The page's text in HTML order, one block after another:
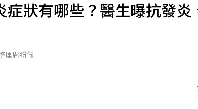
狀有哪些？醫生曝抗發
理周盼儀